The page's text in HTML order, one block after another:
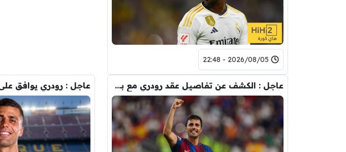
2026/08/05 - 22:48
عاجل : الكشف عن تفاصيل عقد رودري مع برشلونة.. قيمة الصفقة والراتب